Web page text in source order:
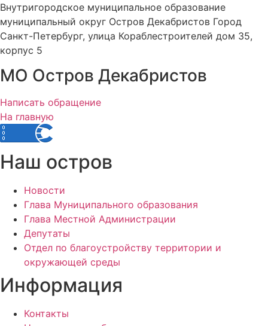
Внутригородское муниципальное образование
муниципальный округ Остров Декабристов Город
Санкт-Петербург, улица Кораблестроителей дом 35,
корпус 5
МО Остров Декабристов
Написать обращение
На главную
Наш остров
Новости
Глава Муниципального образования
Глава Местной Администрации
Депутаты
Отдел по благоустройству территории и
окружающей среды
Информация
Контакты